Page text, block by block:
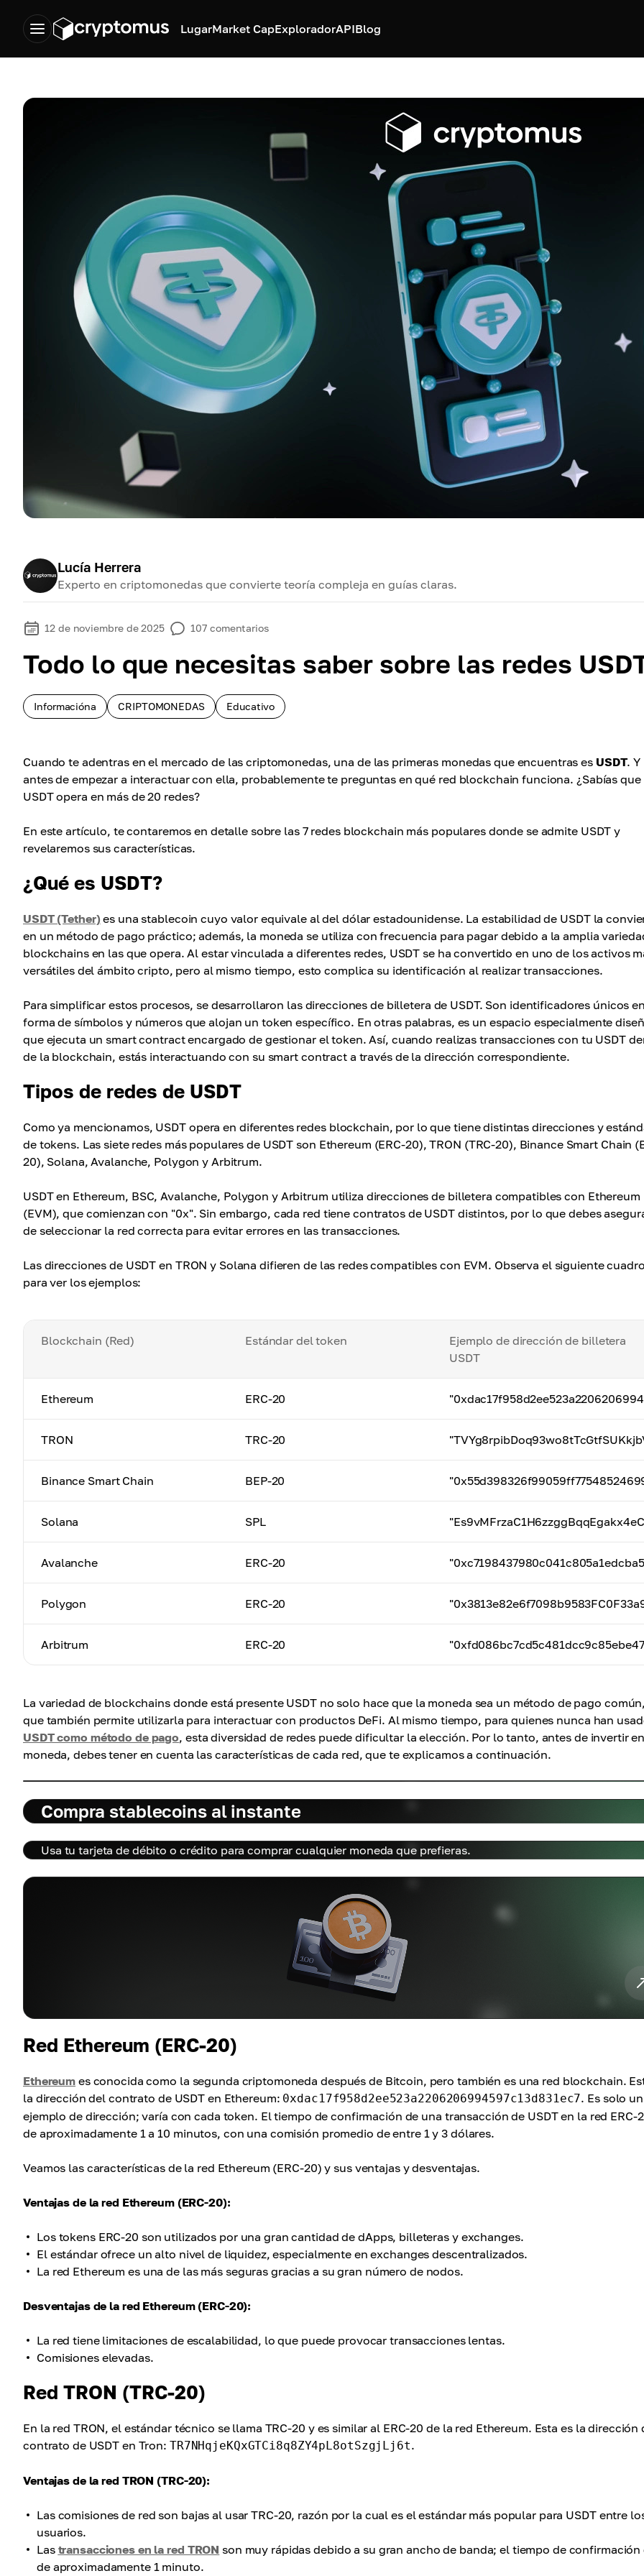
LugarMarket CapExploradorAPIBlog
Lucía Herrera
Experto en criptomonedas que convierte teoría compleja en guías claras.
12 de noviembre de 2025 107 comentarios
Todo lo que necesitas saber sobre las redes
Informacióna CRIPTOMONEDAS Educativo
Cuando te adentras en el mercado de las criptomonedas, una de las primeras monedas que encuentras es USDT. Y
antes de empezar a interactuar con ella, probablemente te preguntas en qué red blockchain funciona. ¿Sabías que
USDT opera en más de 20 redes?
En este artículo, te contaremos en detalle sobre las 7 redes blockchain más populares donde se admite USDT y
revelaremos sus características.
¿Qué es USDT?
USDT (Tether) es una stablecoin cuyo valor equivale al del dólar estadounidense. La estabilidad de USDT la
en un método de pago práctico; además, la moneda se utiliza con frecuencia para pagar debido a la amplia
blockchains en las que opera. Al estar vinculada a diferentes redes, USDT se ha convertido en uno de los activos
versátiles del ámbito cripto, pero al mismo tiempo, esto complica su identificación al realizar transacciones.
Para simplificar estos procesos, se desarrollaron las direcciones de billetera de USDT. Son identificadores únicos en
forma de símbolos y números que alojan un token específico. En otras palabras, es un espacio especialmente
que ejecuta un smart contract encargado de gestionar el token. Así, cuando realizas transacciones con tu USDT
de la blockchain, estás interactuando con su smart contract a través de la dirección correspondiente.
Tipos de redes de USDT
Como ya mencionamos, USDT opera en diferentes redes blockchain, por lo que tiene distintas direcciones y
de tokens. Las siete redes más populares de USDT son Ethereum (ERC-20), TRON (TRC-20), Binance Smart Chain
20), Solana, Avalanche, Polygon y Arbitrum.
USDT en Ethereum, BSC, Avalanche, Polygon y Arbitrum utiliza direcciones de billetera compatibles con Ethereum
(EVM), que comienzan con "0x". Sin embargo, cada red tiene contratos de USDT distintos, por lo que debes
de seleccionar la red correcta para evitar errores en las transacciones.
Las direcciones de USDT en TRON y Solana difieren de las redes compatibles con EVM. Observa el siguiente cuadro
para ver los ejemplos:
Blockchain (Red) Estándar del token
Ejemplo de dirección de billetera
USDT
Ethereum ERC-20
TRON TRC-20
Binance Smart Chain BEP-20
Solana SPL
Avalanche ERC-20
Polygon ERC-20
Arbitrum ERC-20
La variedad de blockchains donde está presente USDT no solo hace que la moneda sea un método de pago
que también permite utilizarla para interactuar con productos DeFi. Al mismo tiempo, para quienes nunca han
USDT como método de pago, esta diversidad de redes puede dificultar la elección. Por lo tanto, antes de invertir
moneda, debes tener en cuenta las características de cada red, que te explicamos a continuación.
Compra stablecoins al instante
Usa tu tarjeta de débito o crédito para comprar cualquier moneda que prefieras.
Red Ethereum (ERC-20)
Ethereum es conocida como la segunda criptomoneda después de Bitcoin, pero también es una red blockchain.
la dirección del contrato de USDT en Ethereum: 0xdac17f958d2ee523a2206206994597c13d831ec7. Es solo un
ejemplo de dirección; varía con cada token. El tiempo de confirmación de una transacción de USDT en la red ERC-
de aproximadamente 1 a 10 minutos, con una comisión promedio de entre 1 y 3 dólares.
Veamos las características de la red Ethereum (ERC-20) y sus ventajas y desventajas.
Ventajas de la red Ethereum (ERC-20):
Los tokens ERC-20 son utilizados por una gran cantidad de dApps, billeteras y exchanges.
El estándar ofrece un alto nivel de liquidez, especialmente en exchanges descentralizados.
La red Ethereum es una de las más seguras gracias a su gran número de nodos.
Desventajas de la red Ethereum (ERC-20):
La red tiene limitaciones de escalabilidad, lo que puede provocar transacciones lentas.
Comisiones elevadas.
Red TRON (TRC-20)
En la red TRON, el estándar técnico se llama TRC-20 y es similar al ERC-20 de la red Ethereum. Esta es la dirección
contrato de USDT en Tron: TR7NHqjeKQxGTCi8q8ZY4pL8otSzgjLj6t.
Ventajas de la red TRON (TRC-20):
Las comisiones de red son bajas al usar TRC-20, razón por la cual es el estándar más popular para USDT entre
usuarios.
Las transacciones en la red TRON son muy rápidas debido a su gran ancho de banda; el tiempo de confirmación
de aproximadamente 1 minuto.